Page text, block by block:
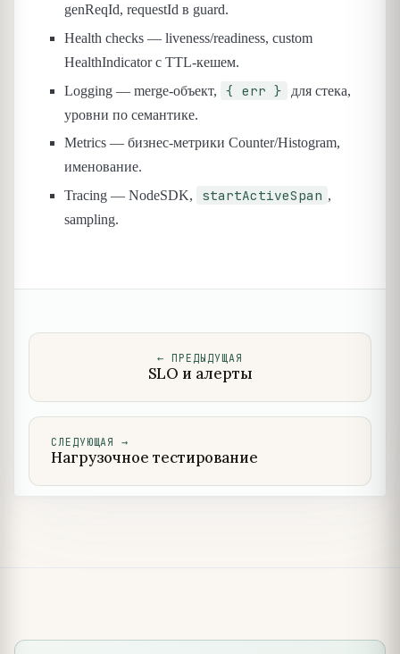
genReqId, requestId в guard.
Health checks — liveness/readiness, custom
HealthIndicator с TTL-кешем.
Logging — merge-объект,
{ err }
для стека,
уровни по семантике.
Metrics — бизнес-метрики Counter/Histogram,
именование.
Tracing — NodeSDK,
startActiveSpan ,
sampling.
← ПРЕДЫДУЩАЯ
SLO и алерты
СЛЕДУЮЩАЯ →
Нагрузочное тестирование